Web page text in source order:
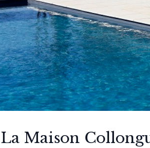
La Maison